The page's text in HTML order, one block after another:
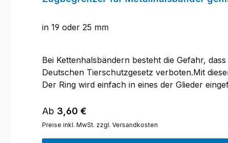
in 19 oder 25 mm
Bei Kettenhalsbändern besteht die Gefahr,
Deutschen Tierschutzgesetz verboten.Mit
Der Ring wird einfach in eines der Glieder
Regulärer Preis:
Ab 3,60 €
Preise inkl. MwSt. zzgl. Versandkosten